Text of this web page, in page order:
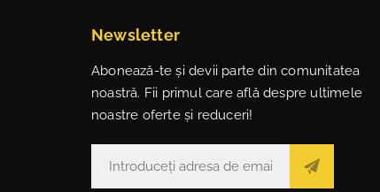
Newsletter
Abonează-te și devii parte din comunitatea
noastră. Fii primul care află despre ultimele
noastre oferte și reduceri!